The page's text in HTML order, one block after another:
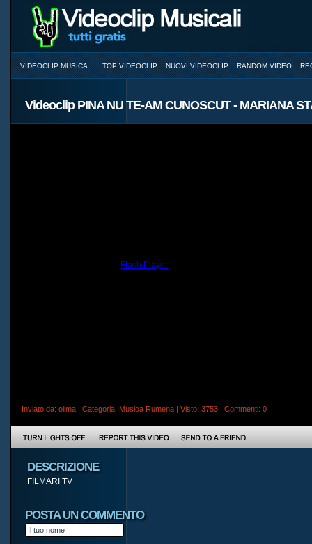
VIDEOCLIP MUSICA TOP VIDEOCLIP NUOVI VIDEOCLIP RANDOM VIDEO
Videoclip PINA NU TE-AM CUNOSCUT - MARIANA
Flash Player
Inviato da: olima | Categoria: Musica Rumena | Visto: 3753 | Commenti: 0
DESCRIZIONE
FILMARI TV
POSTA UN COMMENTO